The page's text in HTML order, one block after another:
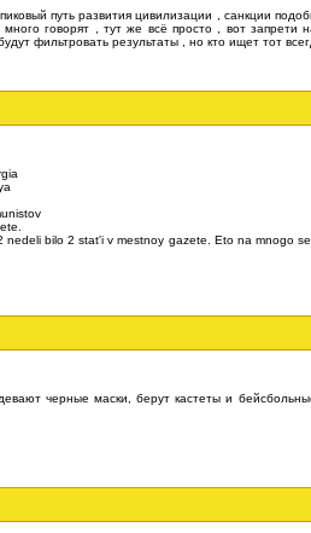
путь развития цивилизации , санкции
говорят , тут же всё просто , вот запрети
фильтровать результаты , но кто ищет тот
bilo 2 stat'i v mestnoy gazete. Eto na mnogo
черные маски, берут кастеты и